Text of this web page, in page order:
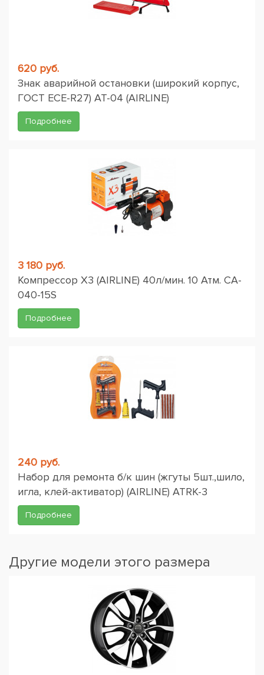
620 руб.
Знак аварийной остановки (широкий корпус,
ГОСТ ЕСЕ-R27) AT-04 (AIRLINE)
Подробнее
3 180 руб.
Компрессор X3 (AIRLINE) 40л/мин. 10 Атм. CA-
040-15S
Подробнее
240 руб.
Набор для ремонта б/к шин (жгуты 5шт.,шило,
игла, клей-активатор) (AIRLINE) ATRK-3
Подробнее
Другие модели этого размера